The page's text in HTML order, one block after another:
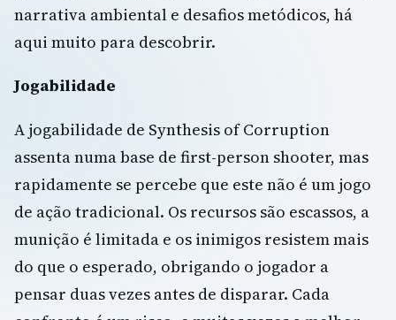
narrativa ambiental e desafios metódicos, há
aqui muito para descobrir.
Jogabilidade
A jogabilidade de Synthesis of Corruption
assenta numa base de first-person shooter, mas
rapidamente se percebe que este não é um jogo
de ação tradicional. Os recursos são escassos, a
munição é limitada e os inimigos resistem mais
do que o esperado, obrigando o jogador a
pensar duas vezes antes de disparar. Cada